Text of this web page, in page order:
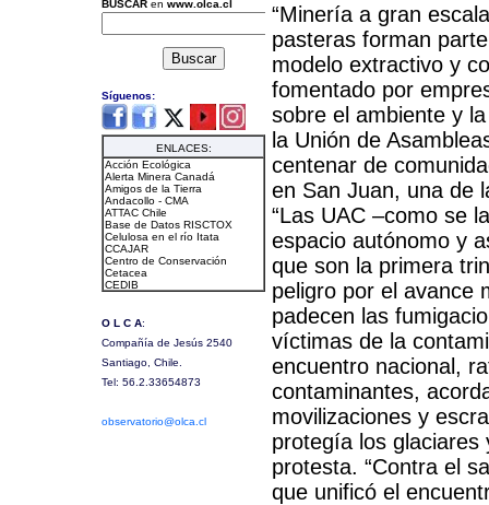
“Minería a gran
pasteras forman
modelo extractivo y
fomentado por
sobre el ambiente y
la Unión de
centenar de
en San Juan, una de
“Las UAC –como se
espacio autónomo y
que son la primera
peligro por el avance
padecen las
víctimas de la
encuentro nacional,
contaminantes,
movilizaciones y
protegía los glaciares
protesta. “Contra el
que unificó el